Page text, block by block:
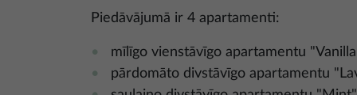
Piedāvājumā ir 4 apartamenti:
mīlīgo vienstāvīgo apartamentu
pārdomāto divstāvīgo apartamentu